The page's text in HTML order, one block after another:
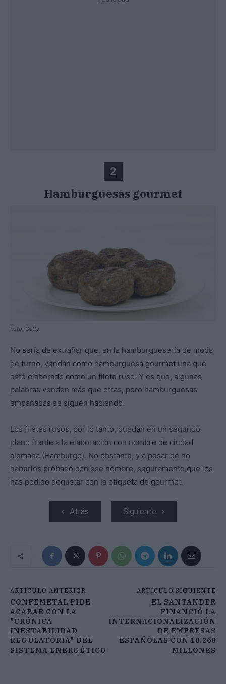
2
Hamburguesas gourmet
Foto: Getty
No sería de extrañar que, en la hamburguesería de moda
de turno, vendan como hamburguesa gourmet una que
esté elaborado como un filete ruso. Y es que, algunas
palabras venden más que otras, pero hamburguesas
empanadas se siguen haciendo.
Los filetes rusos, por lo tanto, quedan en un segundo
plano frente a la elaboración con nombre de ciudad
alemana (Hamburgo). No obstante, y a pesar de no
haberlos probado con ese nombre, seguramente que los
has podido degustar con la etiqueta de gourmet.
Atrás Siguiente
ARTÍCULO ANTERIOR
CONFEMETAL PIDE
ACABAR CON LA
"CRÓNICA
INESTABILIDAD
REGULATORIA" DEL
SISTEMA ENERGÉTICO
ARTÍCULO SIGUIENTE
EL SANTANDER
FINANCIÓ LA
INTERNACIONALIZACIÓN
DE EMPRESAS
ESPAÑOLAS CON 10.260
MILLONES